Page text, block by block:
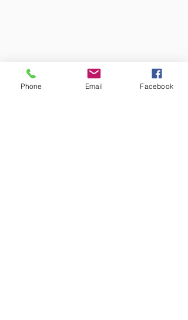
Phone Email Facebook